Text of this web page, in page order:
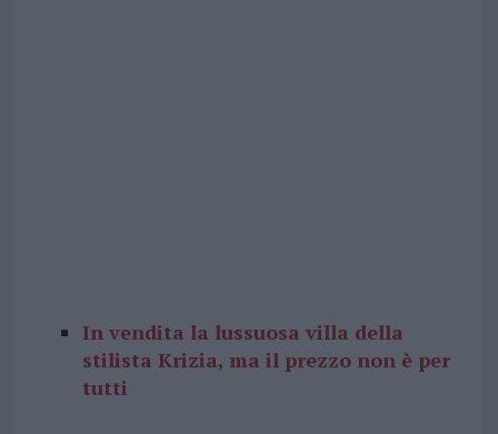
In vendita la lussuosa villa della
stilista Krizia, ma il prezzo non è per
tutti